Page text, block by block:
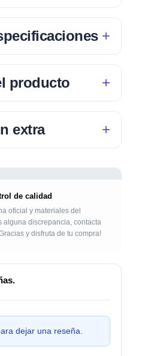
producto
extra
de calidad
oficial y materiales del
alguna discrepancia, contacta
y disfruta de tu compra!
dejar una reseña.